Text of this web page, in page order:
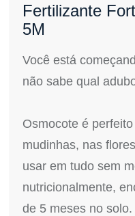
Fertilizante
5M
Você está
não sabe qual
Osmocote é
mudinhas, nas
usar em tudo sem
nutricionalmente,
de 5 meses no